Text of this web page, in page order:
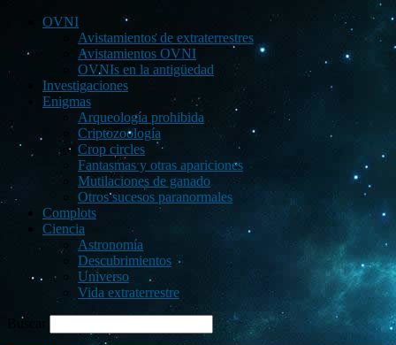
OVNI
Avistamientos de extraterrestres
Avistamientos OVNI
OVNIs en la antigüedad
Investigaciones
Enigmas
Arqueología prohibida
Criptozoología
Crop circles
Fantasmas y otras apariciones
Mutilaciones de ganado
Otros sucesos paranormales
Complots
Ciencia
Astronomía
Descubrimientos
Universo
Vida extraterrestre
Buscar